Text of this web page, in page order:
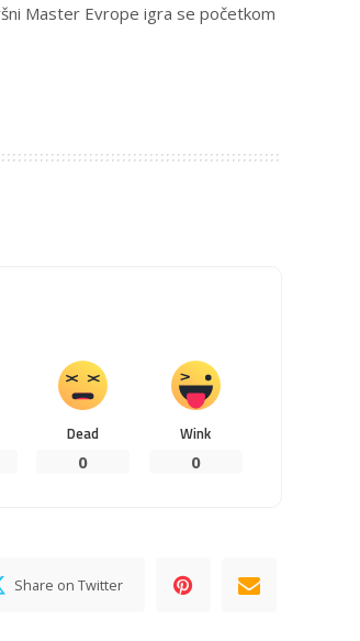
Master Evrope igra se početkom
Dead
0
Wink
0
Share on Twitter